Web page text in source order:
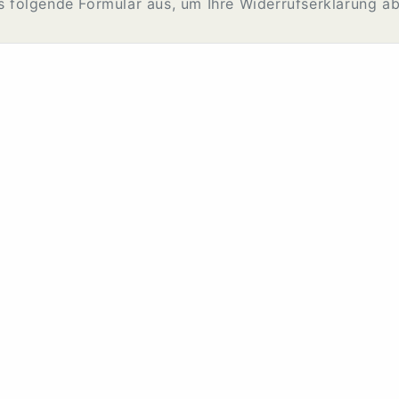
folgende Formular aus, um Ihre Widerrufserklärung